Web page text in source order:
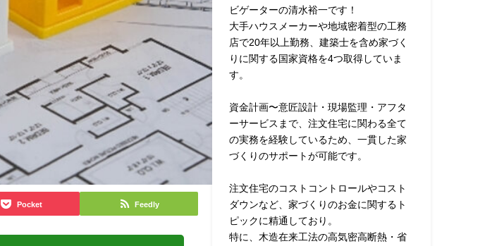
Pocket Feedly
ビゲーターの清水裕一です！
大手ハウスメーカーや地域密着型の工務
店で20年以上勤務、建築士を含め家づく
りに関する国家資格を4つ取得していま
す。
資金計画〜意匠設計・現場監理・アフタ
ーサービスまで、注文住宅に関わる全て
の実務を経験しているため、一貫した家
づくりのサポートが可能です。
注文住宅のコストコントロールやコスト
ダウンなど、家づくりのお金に関するト
ピックに精通しており。
特に、木造在来工法の高気密高断熱・省